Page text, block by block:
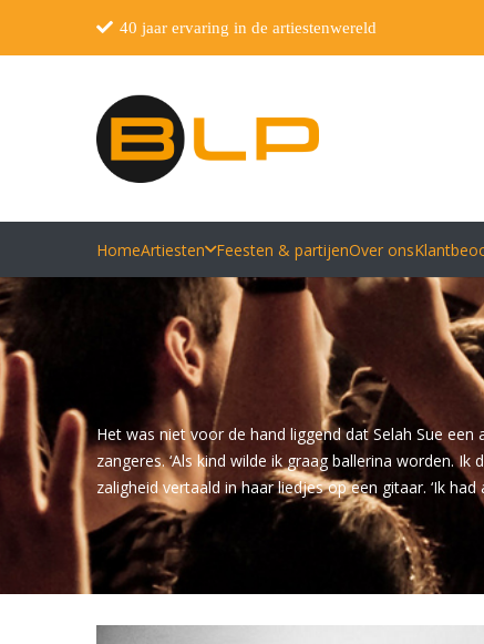
40 jaar ervaring in de artiestenwereld
HomeArtiesten Feesten & partijenOver ons
Het was niet voor de hand liggend dat Selah Sue
zangeres. ‘Als kind wilde ik graag ballerina worden.
zaligheid vertaald in haar liedjes op een gitaar. ‘Ik